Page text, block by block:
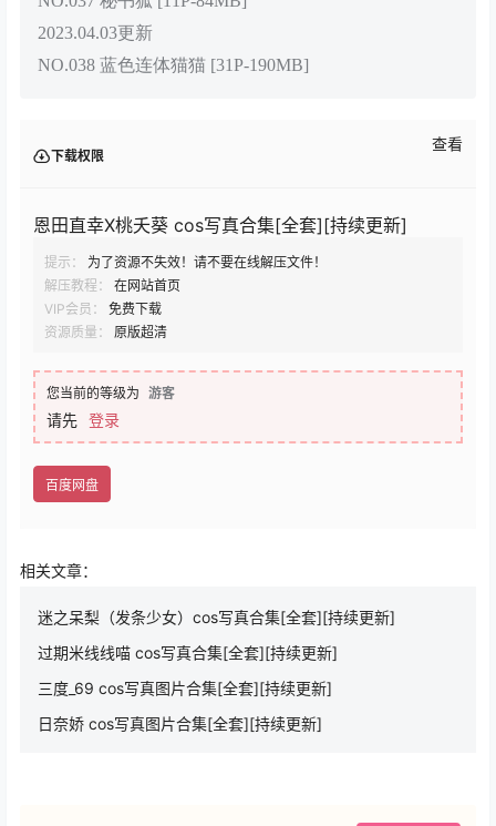
2023.04.03更新
NO.038 蓝色连体猫猫 [31P-190MB]
下载权限
查看
恩田直幸X桃夭葵 cos写真合集[全套][持续更新]
提示：
为了资源不失效！请不要在线解压文件！
解压教程：
在网站首页
VIP会员：
免费下载
资源质量：
原版超清
您当前的等级为 游客
请先 登录
百度网盘
相关文章：
迷之呆梨（发条少女）cos写真合集[全套][持续更新]
过期米线线喵 cos写真合集[全套][持续更新]
三度_69 cos写真图片合集[全套][持续更新]
日奈娇 cos写真图片合集[全套][持续更新]